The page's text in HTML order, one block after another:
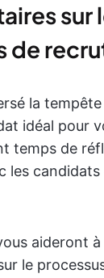
sur
de
la
idéal pour
temps de
les
aideront
le